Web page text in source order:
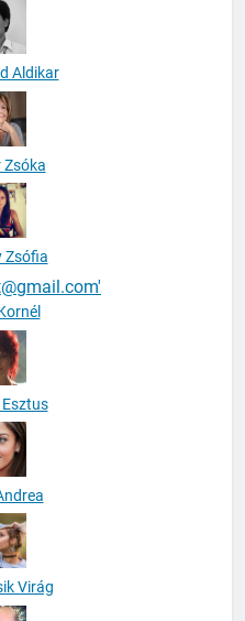
Aldikar
Zsóka
Zsófia
Virág